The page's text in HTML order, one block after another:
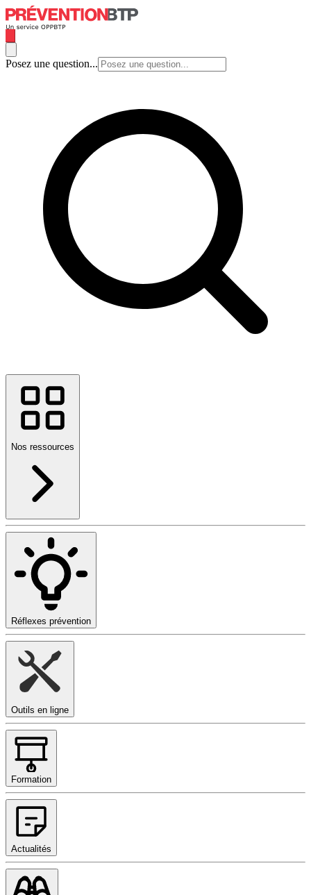
Posez une question...
Nos ressources
Réflexes prévention
Outils en ligne
Formation
Actualités